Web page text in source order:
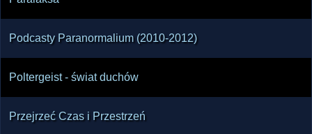
Podcasty Paranormalium (2010-2012)
Poltergeist - świat duchów
Przejrzeć Czas i Przestrzeń